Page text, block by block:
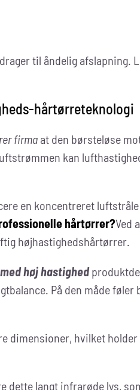
til åndelig afslapning.
hårtørreteknologi
firmaat den børsteløse
kan
en koncentreret
hårtørrer?Ved
højhastighedshårtørrer.
høj hastighed
På den måde føler
dimensioner, hvilket holder
dette langt infrarøde lys,